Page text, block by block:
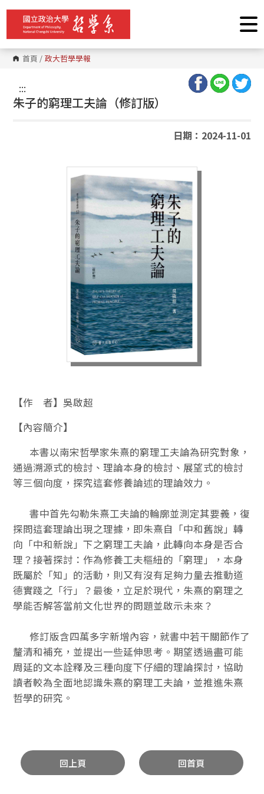
跳
要
內
容
區 首頁 / 政大哲學學報
:::
朱子的窮理工夫論（修訂版）
日期：2024-11-01
【作 者】吳啟超
【內容簡介】
本書以南宋哲學家朱熹的窮理工夫論為研究對象，
通過溯源式的檢討、理論本身的檢討、展望式的檢討
等三個向度，探究這套修養論述的理論效力。
書中首先勾勒朱熹工夫論的輪廓並測定其要義，復
探問這套理論出現之理據，即朱熹自「中和舊說」轉
向「中和新說」下之窮理工夫論，此轉向本身是否合
理？接著探討：作為修養工夫樞紐的「窮理」，本身
既屬於「知」的活動，則又有沒有足夠力量去推動道
德實踐之「行」？最後，立足於現代，朱熹的窮理之
學能否解答當前文化世界的問題並啟示未來？
修訂版含四萬多字新增內容，就書中若干關節作了
釐清和補充，並提出一些延伸思考。期望透過盡可能
周延的文本詮釋及三種向度下仔細的理論探討，協助
讀者較為全面地認識朱熹的窮理工夫論，並推進朱熹
哲學的研究。
回上頁 回首頁